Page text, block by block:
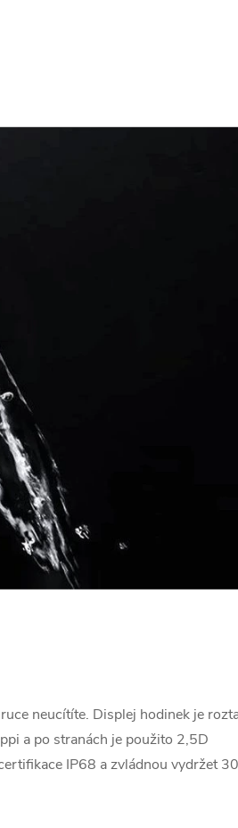
neucítíte. Displej hodinek je
a po stranách je použito 2,5D
IP68 a zvládnou vydržet 30